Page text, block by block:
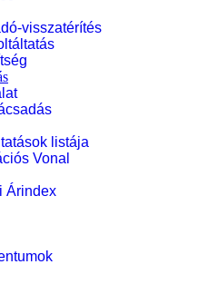
visszatérítés
listája
Vonal
Árindex